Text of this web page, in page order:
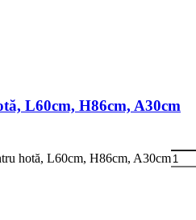
L60cm, H86cm, A30cm
hotă, L60cm, H86cm, A30cm